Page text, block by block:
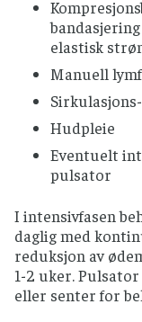
tilpasses ut fra
definerte
finnes også
man bruker
skal gi et fast
kan ta litt tid å
strømpen ved
daglig.
ansiktsmaske
skrittet kan en
Ved hevelse i
bandasjere,
elastisk
Manuell
Hudpleie
Eventuelt
pulsator
I intensivfasen
daglig med
reduksjon av
1-2 uker.
eller senter for